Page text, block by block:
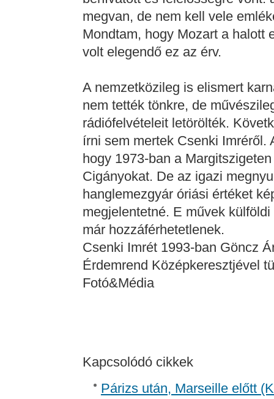
megvan, de nem kell vele
Mondtam, hogy Mozart a halott
volt elegendő ez az érv.
A nemzetközileg is elismert
nem tették tönkre, de
rádiófelvételeit letörölték.
írni sem mertek Csenki Imréről.
hogy 1973-ban a
Cigányokat. De az igazi
hanglemezgyár óriási értéket
megjelentetné. E művek
már hozzáférhetetlenek.
Csenki Imrét 1993-ban Göncz
Érdemrend Középkeresztjével
Fotó&Média
Kapcsolódó cikkek
Párizs után, Marseille előtt